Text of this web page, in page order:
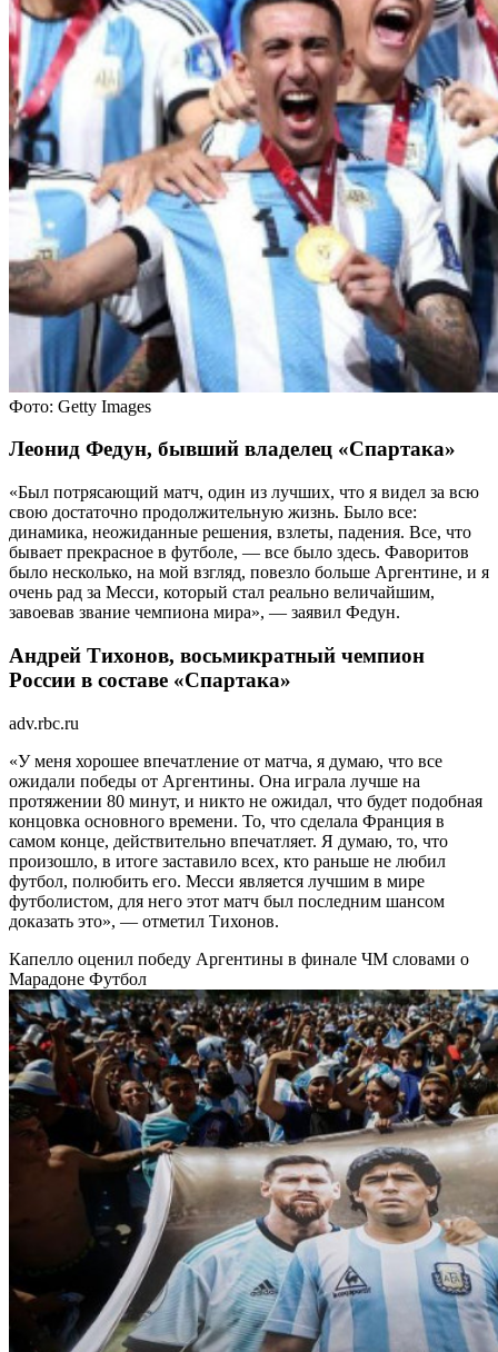
Фото: Getty Images
Леонид Федун, бывший владелец «Спартака»
«Был потрясающий матч, один из лучших, что я видел за всю
свою достаточно продолжительную жизнь. Было все:
динамика, неожиданные решения, взлеты, падения. Все, что
бывает прекрасное в футболе, — все было здесь. Фаворитов
было несколько, на мой взгляд, повезло больше Аргентине, и я
очень рад за Месси, который стал реально величайшим,
завоевав звание чемпиона мира», — заявил Федун.
Андрей Тихонов, восьмикратный чемпион
России в составе «Спартака»
adv.rbc.ru
«У меня хорошее впечатление от матча, я думаю, что все
ожидали победы от Аргентины. Она играла лучше на
протяжении 80 минут, и никто не ожидал, что будет подобная
концовка основного времени. То, что сделала Франция в
самом конце, действительно впечатляет. Я думаю, то, что
произошло, в итоге заставило всех, кто раньше не любил
футбол, полюбить его. Месси является лучшим в мире
футболистом, для него этот матч был последним шансом
доказать это», — отметил Тихонов.
Капелло оценил победу Аргентины в финале ЧМ словами о
Марадоне Футбол